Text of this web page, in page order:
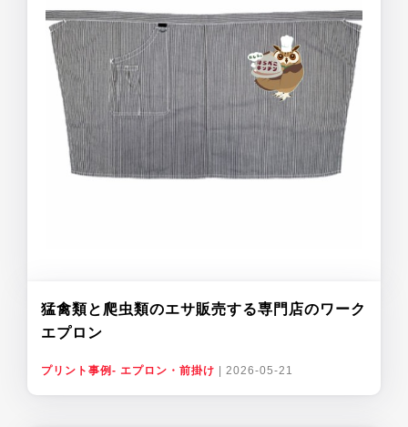
猛禽類と爬虫類のエサ販売する専門店のワーク
エプロン
プリント事例- エプロン・前掛け 2026-05-21